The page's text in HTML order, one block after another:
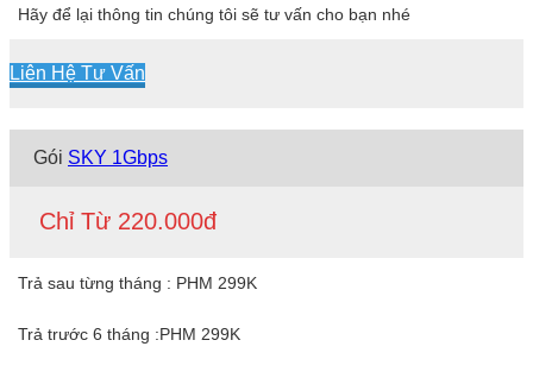
Hãy để lại thông tin chúng tôi sẽ tư vấn cho bạn nhé
Liên Hệ Tư Vấn
Gói SKY 1Gbps
Chỉ Từ 220.000đ
Trả sau từng tháng : PHM 299K
Trả trước 6 tháng :PHM 299K